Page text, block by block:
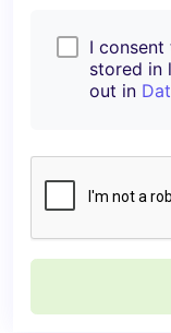
I
stored in
out in